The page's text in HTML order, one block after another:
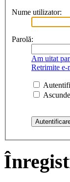
Nume utilizator:
Parolă:
Am uitat
Retrimite e-